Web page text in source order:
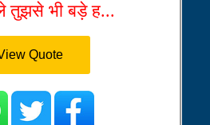
तुझसे भी बड़े ह...
Quote